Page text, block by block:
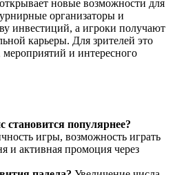
новые возможности для
организаторы и
инвестиций, а игроки получают
карьеры. Для зрителей это
и интересного
становится популярнее?
игры, возможность играть
и активная промоция через